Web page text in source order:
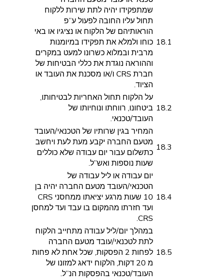
18.1
שמתפקידו יהיה לתת שירות ללקוח
תחול עליו החובה לפעול ע”פ
הוראותיהם של הלקוח או נציגיו או באי
כוחו ולמלא את תפקידו במיומנות
מרבית ובמלוא כשרונו למעט במקרים
וההוראה נוגדת את כללי הבטיחות של
חברת CRS ו/או מסכנת את העובד או
הציוד.
18.2
על הלקוח תחול האחריות לבטיחותו,
ביטחונו, רווחתו ונוחיותו של
העובד/טכנאי.
18.3
המחיר בגין שרותיו של הטכנאי/העובד
מטעם החברה יקבע מעת לעת ויחשב
כתשלום עבור יום עבודה שלא כוללים
שעות נוספות ואש”ל.
18.4
יום עבודה או ליל עבודה של
הטכנאי/העובד מטעם החברה יהיה בן
10 שעות מרגע יציאתו ממחסני CRS
ועד חזרתו מהמקום בו עבד ועד למחסן
CRS.
18.5
במהלך יום/ליל עבודה מתחייב הלקוח
לתת לטכנאי/עובד מטעם החברה
לפחות 2 הפסקות, שכל אחת לא פחות
מ 20 דקות, הלקוח ידאג למזונו של
העובד/טכנאי בהפסקות הנ”ל.